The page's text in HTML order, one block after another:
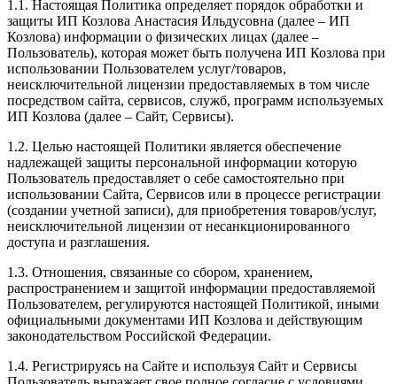
1.1. Настоящая Политика определяет порядок обработки и
защиты ИП Козлова Анастасия Ильдусовна (далее – ИП
Козлова) информации о физических лицах (далее –
Пользователь), которая может быть получена ИП Козлова при
использовании Пользователем услуг/товаров,
неисключительной лицензии предоставляемых в том числе
посредством сайта, сервисов, служб, программ используемых
ИП Козлова (далее – Сайт, Сервисы).
1.2. Целью настоящей Политики является обеспечение
надлежащей защиты персональной информации которую
Пользователь предоставляет о себе самостоятельно при
использовании Сайта, Сервисов или в процессе регистрации
(создании учетной записи), для приобретения товаров/услуг,
неисключительной лицензии от несанкционированного
доступа и разглашения.
1.3. Отношения, связанные со сбором, хранением,
распространением и защитой информации предоставляемой
Пользователем, регулируются настоящей Политикой, иными
официальными документами ИП Козловa и действующим
законодательством Российской Федерации.
1.4. Регистрируясь на Сайте и используя Сайт и Сервисы